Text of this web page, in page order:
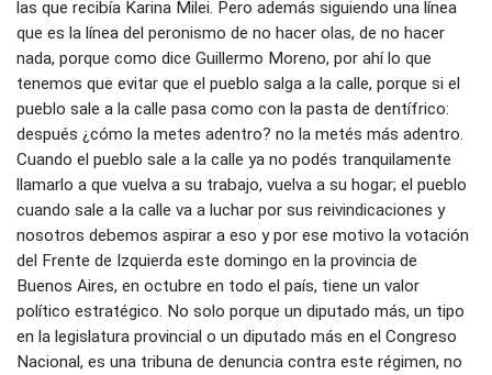
las que recibía Karina Milei. Pero además siguiendo una línea
que es la línea del peronismo de no hacer olas, de no hacer
nada, porque como dice Guillermo Moreno, por ahí lo que
tenemos que evitar que el pueblo salga a la calle, porque si el
pueblo sale a la calle pasa como con la pasta de dentífrico:
después ¿cómo la metes adentro? no la metés más adentro.
Cuando el pueblo sale a la calle ya no podés tranquilamente
llamarlo a que vuelva a su trabajo, vuelva a su hogar; el pueblo
cuando sale a la calle va a luchar por sus reivindicaciones y
nosotros debemos aspirar a eso y por ese motivo la votación
del Frente de Izquierda este domingo en la provincia de
Buenos Aires, en octubre en todo el país, tiene un valor
político estratégico. No solo porque un diputado más, un tipo
en la legislatura provincial o un diputado más en el Congreso
Nacional, es una tribuna de denuncia contra este régimen, no